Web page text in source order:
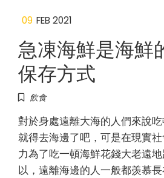
09 FEB 2021
急凍海鮮是海鮮
保存方式
飲食
對於身處遠離大海的人們來說
就得去海邊了吧，可是在現實
力為了吃一頓海鮮花錢大老遠
以，遠離海邊的人一般都羡慕